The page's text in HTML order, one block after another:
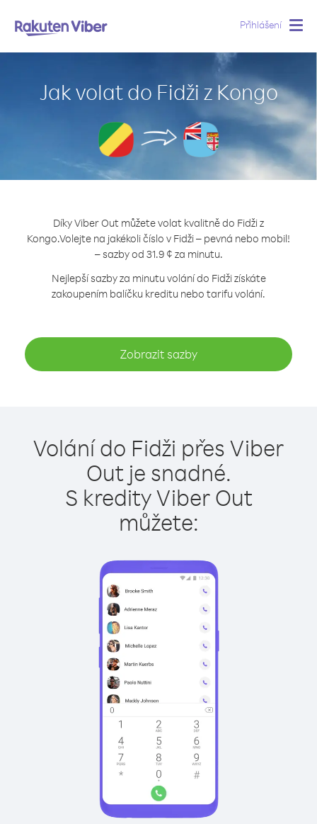
Přihlášení
Jak volat do Fidži z Kongo
Díky Viber Out můžete volat kvalitně do Fidži z
Kongo.Volejte na jakékoli číslo v Fidži – pevná nebo mobil!
– sazby od 31.9 ¢ za minutu.
Nejlepší sazby za minutu volání do Fidži získáte
zakoupením balíčku kreditu nebo tarifu volání.
Zobrazit sazby
Volání do Fidži přes Viber
Out je snadné.
S kredity Viber Out
můžete: